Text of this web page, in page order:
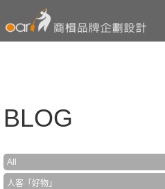
BLOG
All
人客「好物」